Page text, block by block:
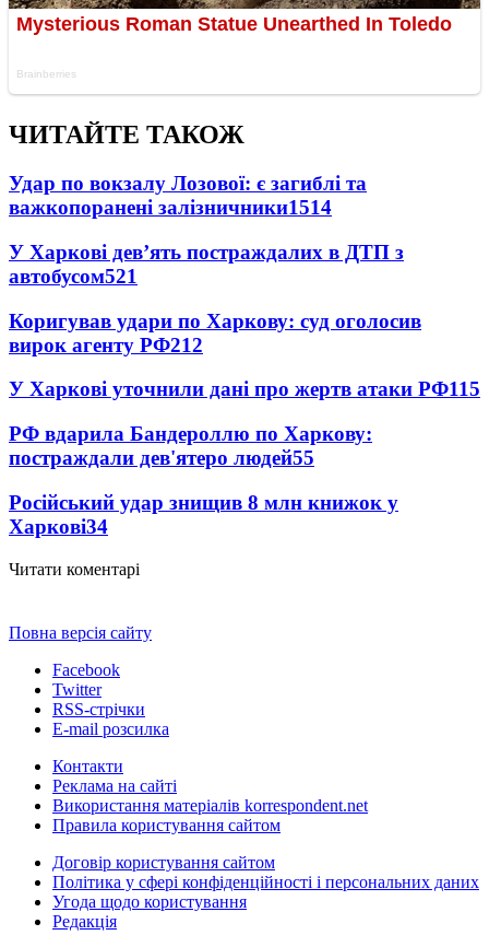
ЧИТАЙТЕ ТАКОЖ
Удар по вокзалу Лозової: є загиблі та
важкопоранені залізничники1514
У Харкові дев’ять постраждалих в ДТП з
автобусом521
Коригував удари по Харкову: суд оголосив
вирок агенту РФ212
У Харкові уточнили дані про жертв атаки РФ115
РФ вдарила Бандероллю по Харкову:
постраждали дев'ятеро людей55
Російський удар знищив 8 млн книжок у
Харкові34
Читати коментарі
Повна версія сайту
Facebook
Twitter
RSS-стрічки
E-mail розсилка
Контакти
Реклама на сайті
Використання матеріалів korrespondent.net
Правила користування сайтом
Договір користування сайтом
Політика у сфері конфіденційності і персональних даних
Угода щодо користування
Редакція